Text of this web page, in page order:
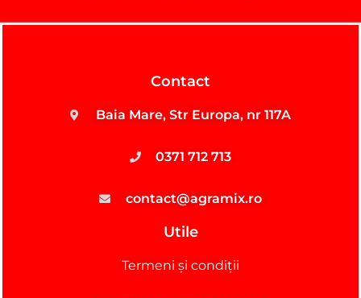
Contact
Baia Mare, Str Europa, nr 117A
0371 712 713
contact@agramix.ro
Utile
Termeni și condiții